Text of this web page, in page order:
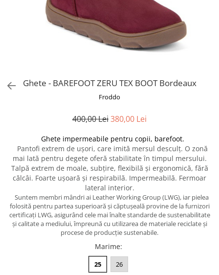
Ghete - BAREFOOT ZERU TEX BOOT Bordeaux
Froddo
400,00 Lei380,00 Lei
Ghete impermeabile pentru copii, barefoot.
Pantofi extrem de ușori, care imită mersul desculț. O zonă
mai lată pentru degete oferă stabilitate în timpul mersului.
Talpă extrem de moale, subțire, flexibilă și ergonomică, fără
călcâi. Foarte ușoară și respirabilă. Impermeabilă. Fermoar
lateral interior.
Suntem membri mândri ai Leather Working Group (LWG), iar pielea
folosită pentru partea superioară și căptușeală provine de la furnizori
certificați LWG, asigurând cele mai înalte standarde de sustenabilitate
și calitate a mediului, împreună cu utilizarea de materiale reciclate și
procese de producție sustenabile.
Marime:
25 26